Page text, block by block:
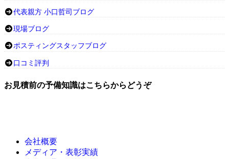
代表親方 小口哲司ブログ
現場ブログ
ポスティングスタッフブログ
口コミ評判
お見積前の予備知識はこちらからどうぞ
会社概要
メディア・表彰実績